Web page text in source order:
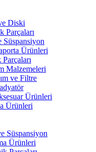
Diski
Parçaları
Süspansiyon
Ürünleri
Malzemeleri
ve Filtre
Ürünleri
Ürünleri
Süspansiyon
Ürünleri